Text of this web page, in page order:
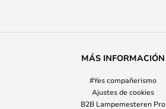
MÁS INFORMACIÓN
#Yes compañerismo
Ajustes de cookies
B2B Lampemesteren Pro